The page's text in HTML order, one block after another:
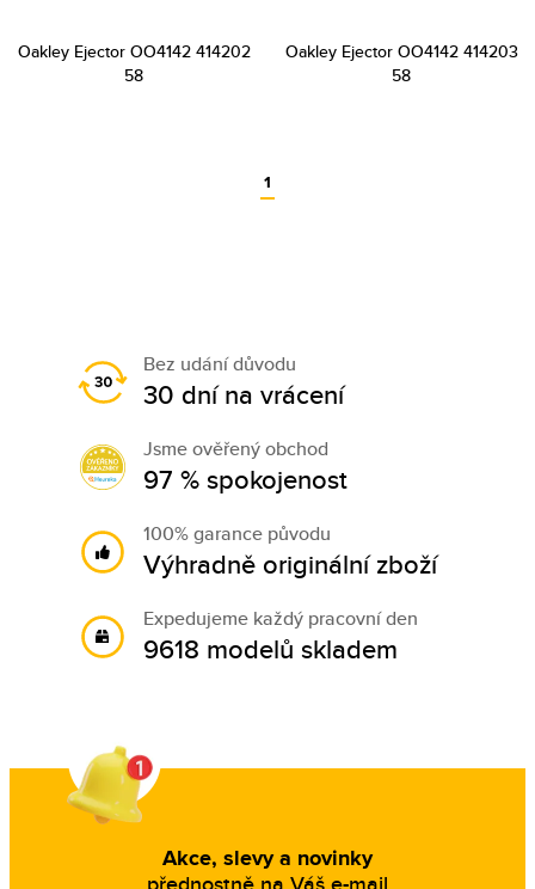
Oakley Ejector OO4142 414202
58
Oakley Ejector OO4142 414203
58
1
Bez udání důvodu
30 dní na vrácení
Jsme ověřený obchod
97 % spokojenost
100% garance původu
Výhradně originální zboží
Expedujeme každý pracovní den
9618 modelů skladem
Akce, slevy a novinky